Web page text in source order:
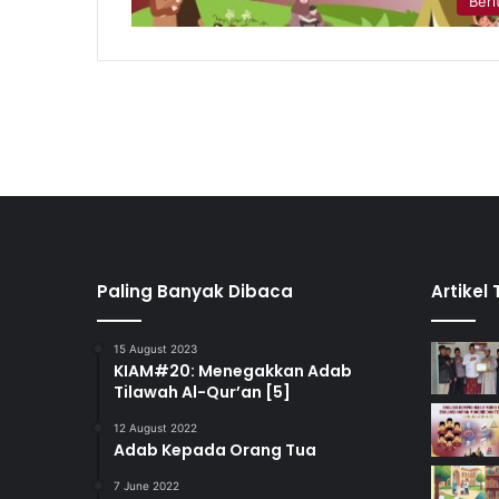
Paling Banyak Dibaca
15 August 2023
KIAM#20: Menegakkan Adab
Tilawah Al-Qur’an [5]
12 August 2022
Adab Kepada Orang Tua
7 June 2022
Artikel